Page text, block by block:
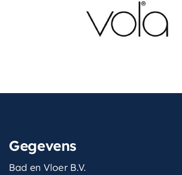
Gegevens
Bad en Vloer B.V.